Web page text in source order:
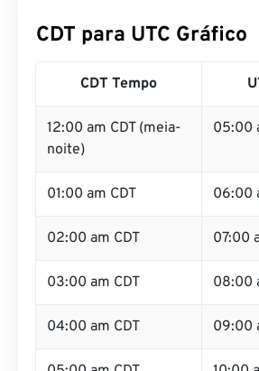
CDT para UTC Gráfico
CDT Tempo
12:00 am CDT (meia-
noite)
05:00
01:00 am CDT 06:00
02:00 am CDT 07:00
03:00 am CDT 08:00
04:00 am CDT 09:00